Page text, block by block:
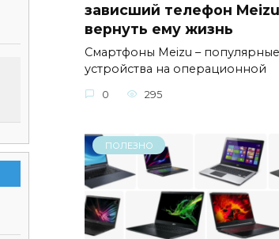
зависший телефон
вернуть ему жизнь
Смартфоны Meizu – популярные
устройства на операционной
0 295
ПОЛЕЗНО